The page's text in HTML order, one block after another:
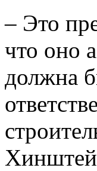
– Это
что оно
должна